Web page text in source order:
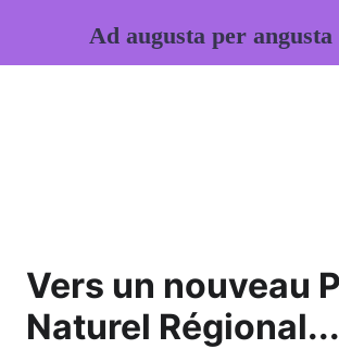
Vers un nouveau
Naturel Régional...
Ad augusta per angusta